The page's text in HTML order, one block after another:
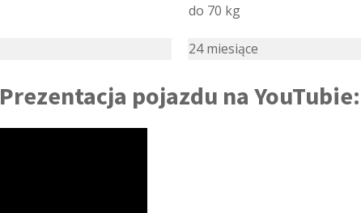
do 70 kg
24 miesiące
Prezentacja pojazdu na YouTubie: